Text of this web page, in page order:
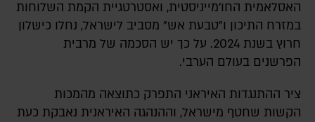
האסלאמית החו'מייניסטית, ואסטרטגיית הקמת השלוחות
במזרח התיכון ו"טבעת אש" מסביב לישראל, נחלו כישלון
חרוץ בשנת 2024. על כך יש הסכמה של מרבית
הפרשנים בעולם הערבי.
ציר ההתנגדות האיראני התפרק כתוצאה מהמכות
הקשות שחטף מישראל, וההנהגה האיראנית נאבקת כעת